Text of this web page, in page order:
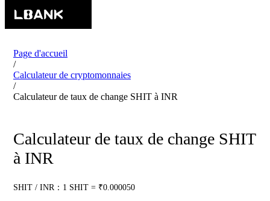
Page d'accueil
/
Calculateur de cryptomonnaies
/
Calculateur de taux de change SHIT à INR
Calculateur de taux de change SHIT
à INR
SHIT / INR：1 SHIT = ₹0.000050